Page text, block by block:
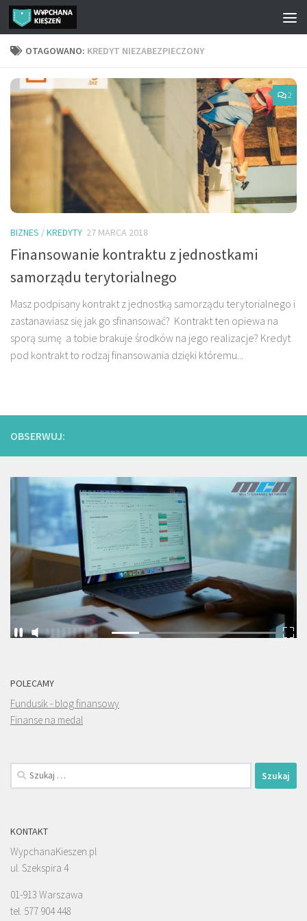
Przejdź do treści
OTAGOWANO: KREDYT NIEZABEZPIECZONY
2
BIZNES /KREDYTY 27 MARCA 2018
Finansowanie kontraktu z jednostkami
samorządu terytorialnego
Masz podpisany kontrakt z jednostką samorządu terytorialnego i
zastanawiasz się jak go sfinansować? Kontrakt ten opiewa na
sporą sumę a tobie brakuje środków na jego realizacje? Kredyt
pod kontrakt to rodzaj finansowania dzięki któremu...
OBSERWUJ:
POLECAMY
Fundusik - blog finansowy
Finanse na medal
Szukaj:
KONTAKT
WypchanaKieszen.pl
ul. Szekspira 4
01-913 Warszawa
tel. 577 904 448